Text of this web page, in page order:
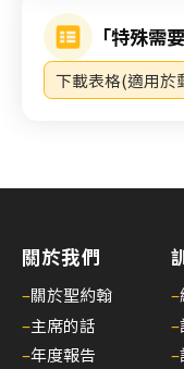
「特殊需
下載表格(適用於
關於我們
–關於聖約翰
–主席的話
–年度報告
–
–
–